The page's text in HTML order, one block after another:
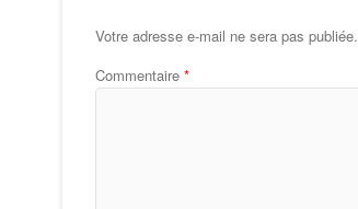
Votre adresse e-mail ne sera pas publiée.
Commentaire *